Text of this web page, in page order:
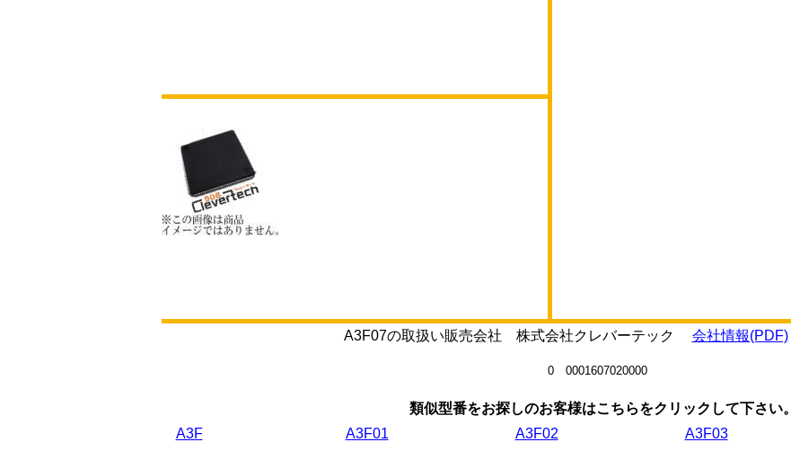
A3F07の取扱い販売会社 株式会社クレバーテック 会社情報(PDF)
0 0001607020000
類似型番をお探しのお客様はこちらをクリックして下さい。
A3F
A3F01 A3F02 A3F03